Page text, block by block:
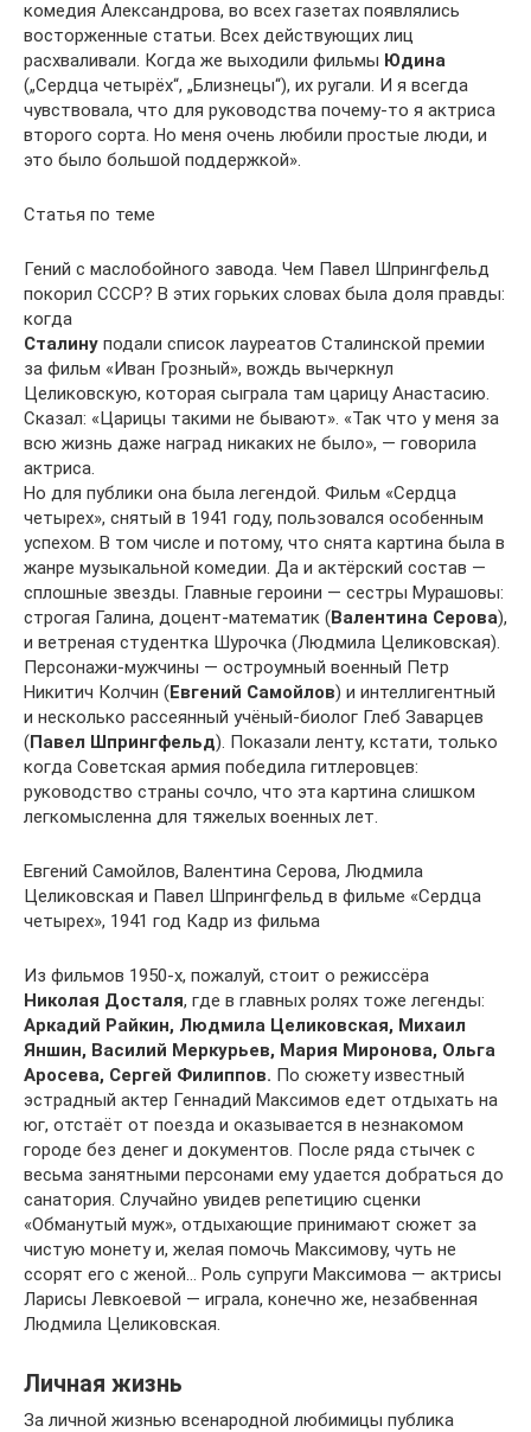
комедия Александрова, во всех газетах появлялись
восторженные статьи. Всех действующих лиц
расхваливали. Когда же выходили фильмы Юдина
(„Сердца четырёх“, „Близнецы“), их ругали. И я всегда
чувствовала, что для руководства почему-то я актриса
второго сорта. Но меня очень любили простые люди, и
это было большой поддержкой».
Статья по теме
Гений с маслобойного завода. Чем Павел Шпрингфельд
покорил СССР? В этих горьких словах была доля правды:
когда
Сталину подали список лауреатов Сталинской премии
за фильм «Иван Грозный», вождь вычеркнул
Целиковскую, которая сыграла там царицу Анастасию.
Сказал: «Царицы такими не бывают». «Так что у меня за
всю жизнь даже наград никаких не было», — говорила
актриса.
Но для публики она была легендой. Фильм «Сердца
четырех», снятый в 1941 году, пользовался особенным
успехом. В том числе и потому, что снята картина была в
жанре музыкальной комедии. Да и актёрский состав —
сплошные звезды. Главные героини — сестры Мурашовы:
строгая Галина, доцент-математик (Валентина Серова),
и ветреная студентка Шурочка (Людмила Целиковская).
Персонажи-мужчины — остроумный военный Петр
Никитич Колчин (Евгений Самойлов) и интеллигентный
и несколько рассеянный учёный-биолог Глеб Заварцев
(Павел Шпрингфельд). Показали ленту, кстати, только
когда Советская армия победила гитлеровцев:
руководство страны сочло, что эта картина слишком
легкомысленна для тяжелых военных лет.
Евгений Самойлов, Валентина Серова, Людмила
Целиковская и Павел Шпрингфельд в фильме «Сердца
четырех», 1941 год Кадр из фильма
Из фильмов 1950-х, пожалуй, стоит о режиссёра
Николая Досталя, где в главных ролях тоже легенды:
Аркадий Райкин, Людмила Целиковская, Михаил
Яншин, Василий Меркурьев, Мария Миронова, Ольга
Аросева, Сергей Филиппов. По сюжету известный
эстрадный актер Геннадий Максимов едет отдыхать на
юг, отстаёт от поезда и оказывается в незнакомом
городе без денег и документов. После ряда стычек с
весьма занятными персонами ему удается добраться до
санатория. Случайно увидев репетицию сценки
«Обманутый муж», отдыхающие принимают сюжет за
чистую монету и, желая помочь Максимову, чуть не
ссорят его с женой… Роль супруги Максимова — актрисы
Ларисы Левкоевой — играла, конечно же, незабвенная
Людмила Целиковская.
Личная жизнь
За личной жизнью всенародной любимицы публика